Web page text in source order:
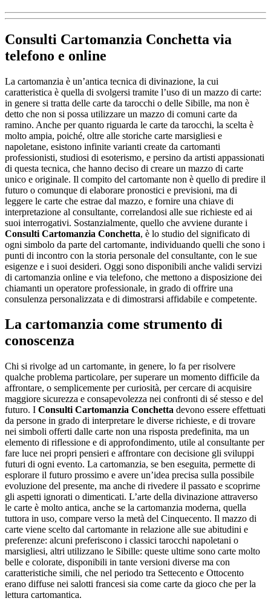
Consulti Cartomanzia Conchetta via
telefono e online
La cartomanzia è un’antica tecnica di divinazione, la cui
caratteristica è quella di svolgersi tramite l’uso di un mazzo di carte:
in genere si tratta delle carte da tarocchi o delle Sibille, ma non è
detto che non si possa utilizzare un mazzo di comuni carte da
ramino. Anche per quanto riguarda le carte da tarocchi, la scelta è
molto ampia, poiché, oltre alle storiche carte marsigliesi e
napoletane, esistono infinite varianti create da cartomanti
professionisti, studiosi di esoterismo, e persino da artisti appassionati
di questa tecnica, che hanno deciso di creare un mazzo di carte
unico e originale. Il compito del cartomante non è quello di predire il
futuro o comunque di elaborare pronostici e previsioni, ma di
leggere le carte che estrae dal mazzo, e fornire una chiave di
interpretazione al consultante, correlandosi alle sue richieste ed ai
suoi interrogativi. Sostanzialmente, quello che avviene durante i
Consulti Cartomanzia Conchetta, è lo studio del significato di
ogni simbolo da parte del cartomante, individuando quelli che sono i
punti di incontro con la storia personale del consultante, con le sue
esigenze e i suoi desideri. Oggi sono disponibili anche validi servizi
di cartomanzia online e via telefono, che mettono a disposizione dei
chiamanti un operatore professionale, in grado di offrire una
consulenza personalizzata e di dimostrarsi affidabile e competente.
La cartomanzia come strumento di
conoscenza
Chi si rivolge ad un cartomante, in genere, lo fa per risolvere
qualche problema particolare, per superare un momento difficile da
affrontare, o semplicemente per curiosità, per cercare di acquisire
maggiore sicurezza e consapevolezza nei confronti di sé stesso e del
futuro. I Consulti Cartomanzia Conchetta devono essere effettuati
da persone in grado di interpretare le diverse richieste, e di trovare
nei simboli offerti dalle carte non una risposta predefinita, ma un
elemento di riflessione e di approfondimento, utile al consultante per
fare luce nei propri pensieri e affrontare con decisione gli sviluppi
futuri di ogni evento. La cartomanzia, se ben eseguita, permette di
esplorare il futuro prossimo e avere un’idea precisa sulla possibile
evoluzione del presente, ma anche di rivedere il passato e scoprirne
gli aspetti ignorati o dimenticati. L’arte della divinazione attraverso
le carte è molto antica, anche se la cartomanzia moderna, quella
tuttora in uso, compare verso la metà del Cinquecento. Il mazzo di
carte viene scelto dal cartomante in relazione alle sue abitudini e
preferenze: alcuni preferiscono i classici tarocchi napoletani o
marsigliesi, altri utilizzano le Sibille: queste ultime sono carte molto
belle e colorate, disponibili in tante versioni diverse ma con
caratteristiche simili, che nel periodo tra Settecento e Ottocento
erano diffuse nei salotti francesi sia come carte da gioco che per la
lettura cartomantica.